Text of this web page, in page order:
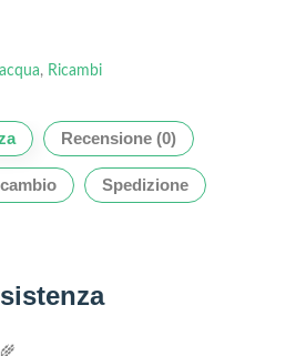
, Ricambi
Recensione (0)
Spedizione